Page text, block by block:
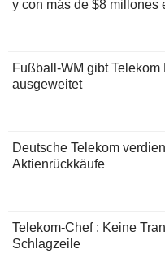
y con más de $8 millones
Fußball-WM gibt
ausgeweitet
Deutsche Telekom
Aktienrückkäufe
Telekom-Chef : Keine
Schlagzeile